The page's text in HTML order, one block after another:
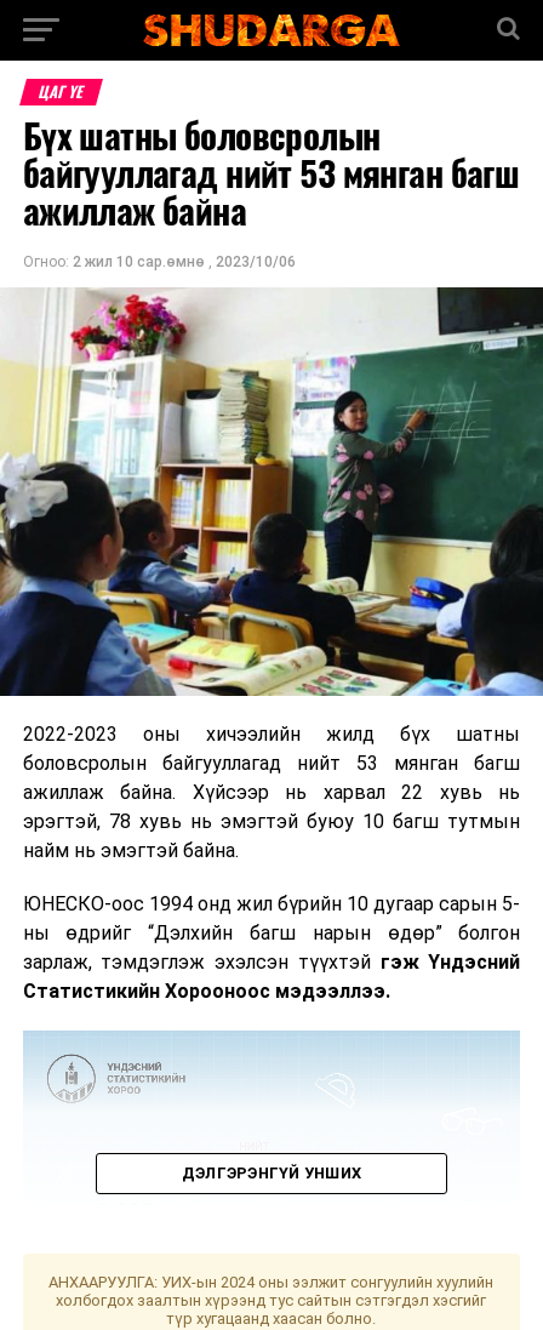
ЦАГ ҮЕ
Бүх шатны боловсролын
байгууллагад нийт 53 мянган багш
ажиллаж байна
Огноо: 2 жил 10 сар.өмнө , 2023/10/06
2022-2023 оны хичээлийн жилд бүх шатны
боловсролын байгууллагад нийт 53 мянган багш
ажиллаж байна. Хүйсээр нь харвал 22 хувь нь
эрэгтэй, 78 хувь нь эмэгтэй буюу 10 багш тутмын
найм нь эмэгтэй байна.
ЮНЕСКО-оос 1994 онд жил бүрийн 10 дугаар сарын 5-
ны өдрийг “Дэлхийн багш нарын өдөр” болгон
зарлаж, тэмдэглэж эхэлсэн түүхтэй гэж Үндэсний
Статистикийн Хорооноос мэдээллээ.
ДЭЛГЭРЭНГҮЙ УНШИХ
АНХААРУУЛГА: УИХ-ын 2024 оны ээлжит сонгуулийн хуулийн
холбогдох заалтын хүрээнд тус сайтын сэтгэгдэл хэсгийг
түр хугацаанд хаасан болно.